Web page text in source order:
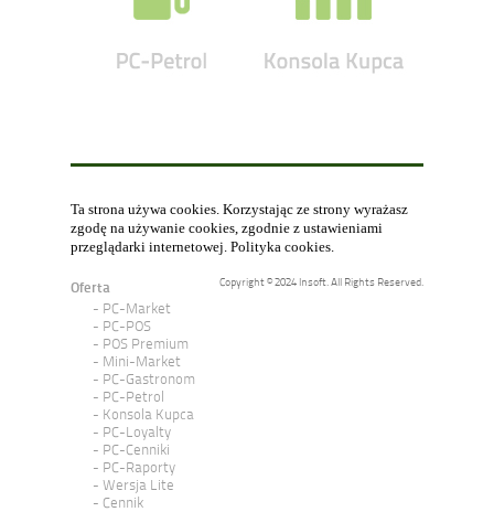
Ta strona używa cookies. Korzystając ze strony wyrażasz
zgodę na używanie cookies, zgodnie z ustawieniami
przeglądarki internetowej. Polityka cookies.
Copyright © 2024 Insoft. All Rights Reserved.
Oferta
PC-Market
PC-POS
POS Premium
Mini-Market
PC-Gastronom
PC-Petrol
Konsola Kupca
PC-Loyalty
PC-Cenniki
PC-Raporty
Wersja Lite
Cennik